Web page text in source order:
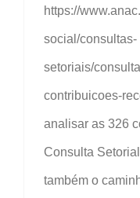
https://
social/consultas-
setoriais/
contribuicoes-
analisar as 326
Consulta
também o